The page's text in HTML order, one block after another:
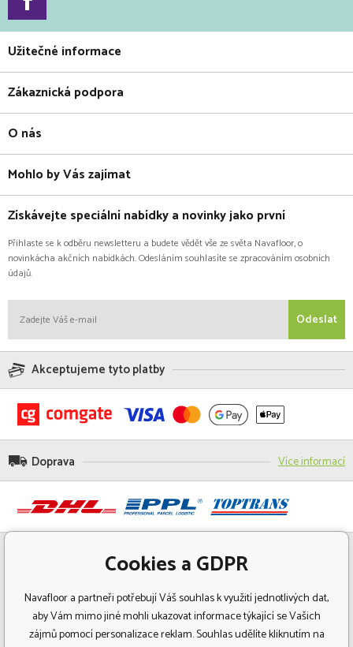
Užitečné informace
Zákaznická podpora
O nás
Mohlo by Vás zajímat
Získávejte speciální nabídky a novinky jako první
Přihlaste se k odběru newsletteru a budete vědět vše ze světa Navafloor, o
novinkácha akčních nabídkách. Odesláním souhlasíte se zpracováním osobních
údajů.
Odeslat
Akceptujeme tyto platby
Doprava Více informací
Cookies a GDPR
Navafloor a partneři potřebují Váš souhlas k využití jednotlivých dat,
aby Vám mimo jiné mohli ukazovat informace týkající se Vašich
zájmů pomocí personalizace reklam. Souhlas udělíte kliknutím na